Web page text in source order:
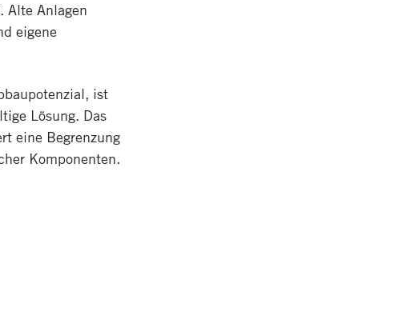
Alte Anlagen
eigene
ist
Lösung. Das
eine Begrenzung
Komponenten.